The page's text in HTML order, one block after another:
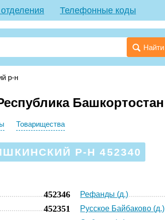
Телефонные коды
Найти
р-н
Башкортостан
Товарищества
Р-Н 452340
452346
452351
Рефанды (д.)
Русское Байбаково (д.)